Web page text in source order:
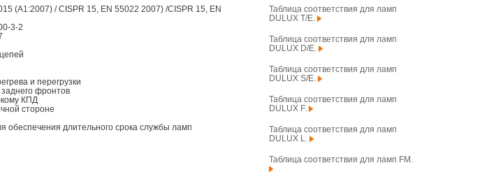
(A1:2007) / CISPR 15, EN 55022 2007) /CISPR 15, EN
3-2
и перегрузки
заднего фронтов
КПД
стороне
обеспечения длительного срока службы ламп
Таблица соответствия для ламп
DULUX T/E.
Таблица соответствия для ламп
DULUX D/E.
Таблица соответствия для ламп
DULUX S/E.
Таблица соответствия для ламп
DULUX F.
Таблица соответствия для ламп
DULUX L.
Таблица соответствия для ламп FM.